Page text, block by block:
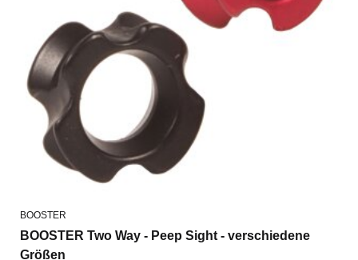
BOOSTER
BOOSTER Two Way - Peep Sight - verschiedene
Größen